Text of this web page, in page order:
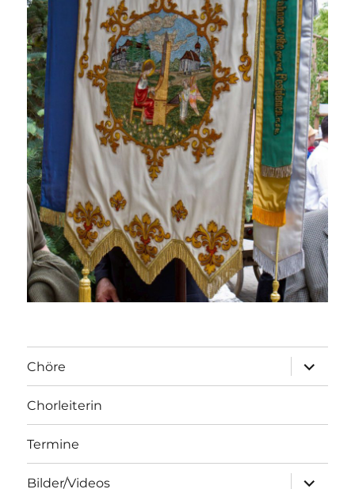
Chöre
öffnen
Chorleiterin
Termine
Bilder/Videos